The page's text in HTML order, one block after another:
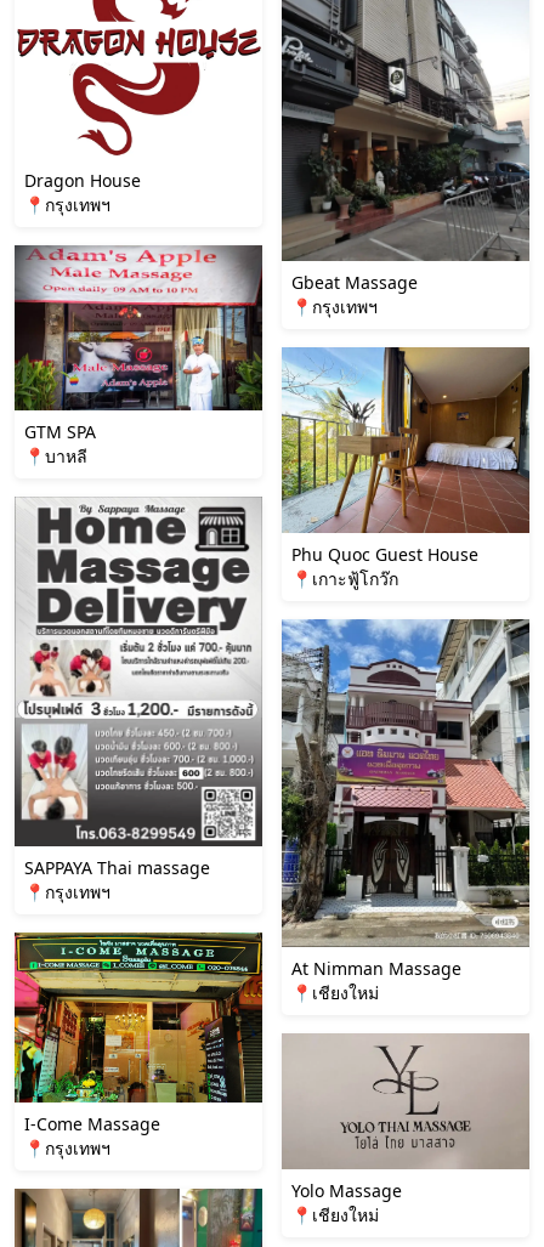
Dragon House
📍กรุงเทพฯ
GTM SPA
📍บาหลี
SAPPAYA Thai massage
📍กรุงเทพฯ
I-Come Massage
📍กรุงเทพฯ
Gbeat Massage
📍กรุงเทพฯ
Phu Quoc Guest House
📍เกาะฟู้โกว๊ก
At Nimman Massage
📍เชียงใหม่
Yolo Massage
📍เชียงใหม่